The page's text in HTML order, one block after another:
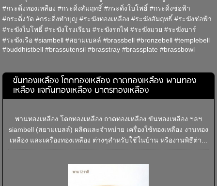
#กระดิ่งทองเหลือง #กระดิ่งสัมฤทธิ์ #กระดิ่งใบโพธิ์ #กระดิ่งช่อฟ้า
#กระดิ่งวัด #กระดิ่งทำบุญ #ระฆังทองเหลือง #ระฆังสัมฤทธิ์ #ระฆังช่อฟ้า
#ระฆังใบโพธิ์ #ระฆังโรงเรียน #ระฆังรถไฟ #ระฆังมวย #ระฆังบาร์
#ระฆังเรือ #siambell #สยามเบลล์ #brassbell #bronzebell #templebell
#buddhistbell #brassutensil #brasstray #brassplate #brassbowl
ขันทองเหลือง โตกทองเหลือง ถาดทองเหลือง พานทอง
เหลือง แจกันทองเหลือง บาตรทองเหลือง
พานทองเหลือง โตกทองเหลือง ถาดทองเหลือง ขันทองเหลือง ฯลฯ
siambell (สยามเบลล์) ผลิตและจำหน่าย เครื่องใช้ทองเหลือง งานทอง
เหลือง และเครื่องทองเหลือง ต่างๆสำหรับใช้ในบ้าน หรืองานพิธีต่า...